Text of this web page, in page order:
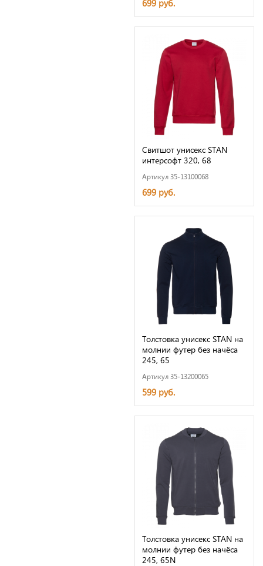
699 руб.
Свитшот унисекс STAN
интерсофт 320, 68
Артикул 35-13100068
699 руб.
Толстовка унисекс STAN на
молнии футер без начёса
245, 65
Артикул 35-13200065
599 руб.
Толстовка унисекс STAN на
молнии футер без начёса
245, 65N